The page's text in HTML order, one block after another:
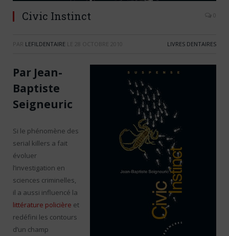
Civic Instinct 0
PAR LEFILDENTAIRE LE 28 OCTOBRE 2010 LIVRES DENTAIRES
Par Jean-
Baptiste
Seigneuric
Si le phénomène des
serial killers a fait
évoluer
l’investigation en
sciences criminelles,
il a aussi influencé la
littérature policière et
redéfini les contours
d’un champ